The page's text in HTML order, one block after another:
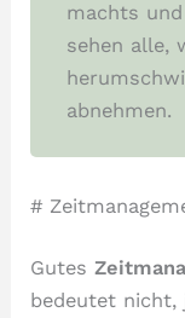
machts
sehen alle,
abnehmen.
#
Gutes
bedeutet nicht,